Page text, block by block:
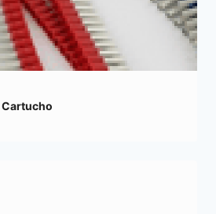
Cartucho